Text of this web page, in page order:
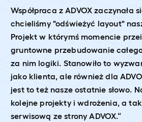
Współpraca z ADVOX zaczynała
chcieliśmy "odświeżyć layout"
Projekt w którymś momencie
gruntowne przebudowanie
za nim logiki. Stanowiło to
jako klienta, ale również dla
jest to też nasze ostatnie słowo.
kolejne projekty i wdrożenia, a
serwisową ze strony ADVOX.“